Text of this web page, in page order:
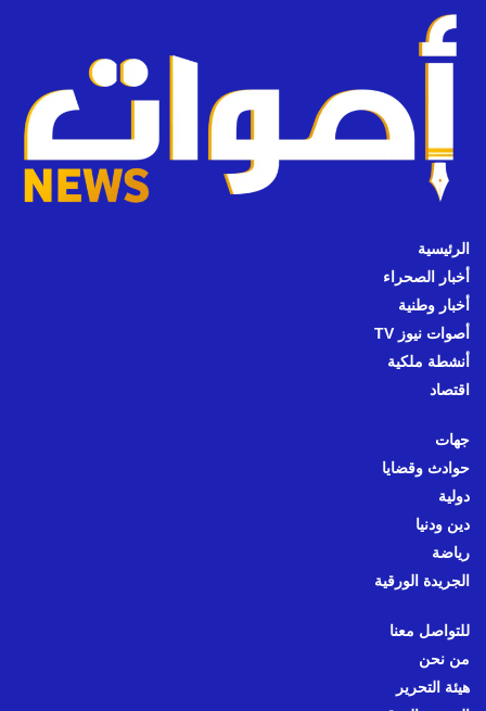
الرئيسية
أخبار الصحراء
أخبار وطنية
أصوات نيوز TV
أنشطة ملكية
اقتصاد
جهات
حوادث وقضايا
دولية
دين ودنيا
رياضة
الجريدة الورقية
للتواصل معنا
من نحن
هيئة التحرير